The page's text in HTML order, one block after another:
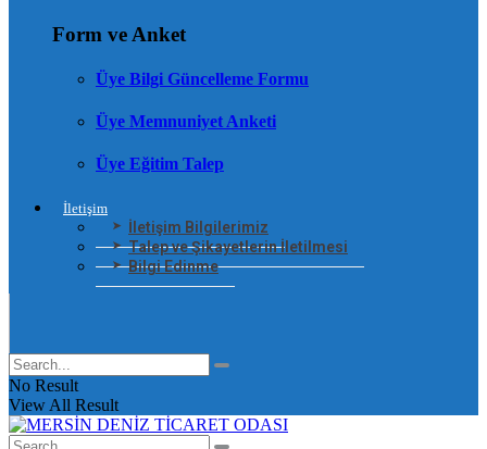
Form ve Anket
Üye Bilgi Güncelleme Formu
Üye Memnuniyet Anketi
Üye Eğitim Talep
İletişim
İletişim Bilgilerimiz
Talep ve Şikayetlerin İletilmesi
Bilgi Edinme
No Result
View All Result